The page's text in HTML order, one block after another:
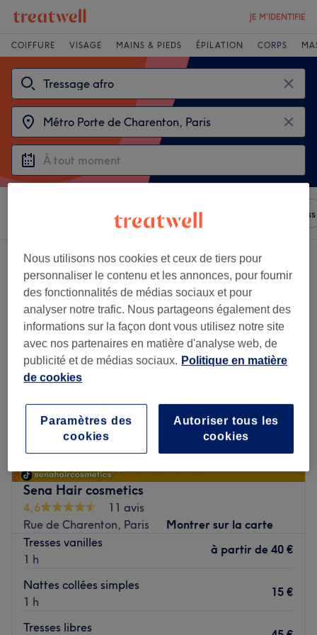
JE M'IDENTIFIE
COIFFURE VISAGE MAINS & PIEDS ÉPILATION CORPS
N'importe quel prix Salons Offres Express
2 établissements offrant:
tressage afro près de Métro Porte de Charenton, Paris
Sena Hair cosmetics
4,6
11 avis
Rue de Charenton, Paris
Montrer sur la carte
Tresses vanilles
1 h
à partir de 40 €
Nattes collées simples
1 h
15 €
Tresses libres
Nous utilisons nos cookies et ceux de tiers pour
personnaliser le contenu et les annonces, pour fournir
des fonctionnalités de médias sociaux et pour
analyser notre trafic. Nous partageons également des
informations sur la façon dont vous utilisez notre site
avec nos partenaires en matière d'analyse web, de
publicité et de médias sociaux. Politique en matière
de cookies
Autoriser tous les
cookies
Paramètres des
cookies